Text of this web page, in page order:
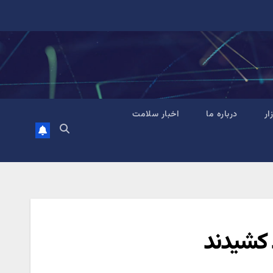
درباره ما اخبار سلامت
کشیدند